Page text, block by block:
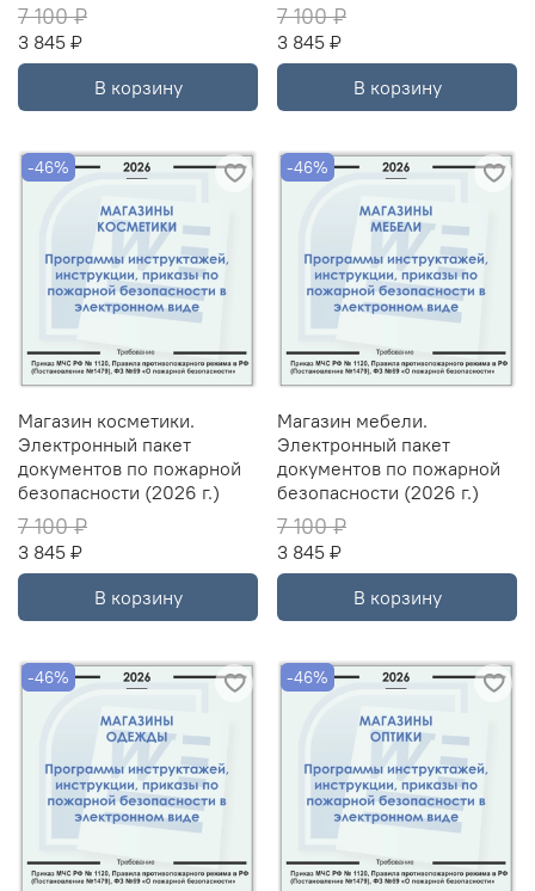
7 100 ₽
3 845 ₽
В корзину
7 100 ₽
3 845 ₽
В корзину
-46%
Магазин косметики.
Электронный пакет
документов по пожарной
безопасности (2026 г.)
7 100 ₽
3 845 ₽
В корзину
-46%
Магазин мебели.
Электронный пакет
документов по пожарной
безопасности (2026 г.)
7 100 ₽
3 845 ₽
В корзину
-46% -46%